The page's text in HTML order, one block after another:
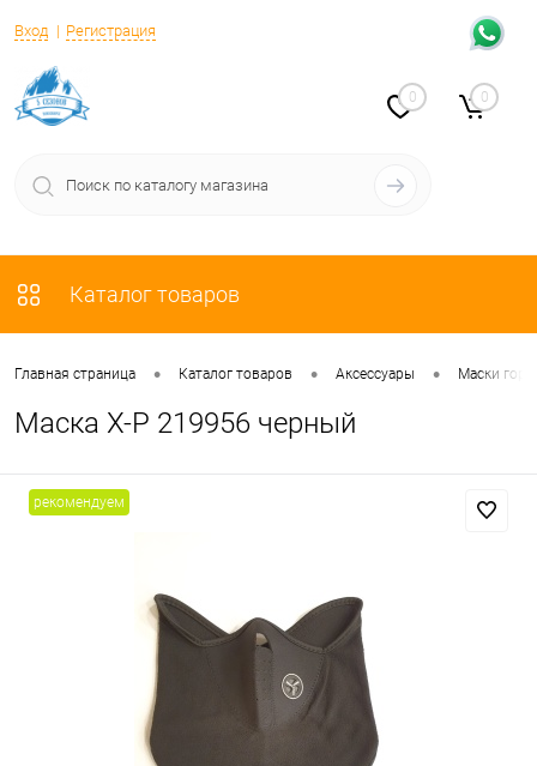
Вход Регистрация
0 0
Каталог товаров
Главная страница • Каталог товаров • Аксессуары • Маски
Маска X-P 219956 черный
рекомендуем